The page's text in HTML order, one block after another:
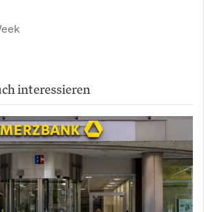
ins Wanken.
interessieren